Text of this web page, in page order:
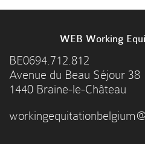
WEB Working
BE0694.712.812
Avenue du Beau Séjour 38
1440 Braine-le-Château